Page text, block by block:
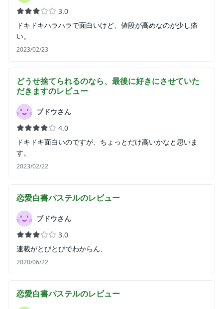
3.0
ドキドキハラハラで面白いけど、値段が高めなのが少し痛
い。
2023/02/23
どうせ捨てられるのなら、最後に好きにさせていた
だきますのレビュー
ブドウさん
4.0
ドキドキ面白いのですが、ちょっとだけ高いかなと思いま
す。
2023/02/22
恋愛白書パステルのレビュー
ブドウさん
3.0
連載がとびとびでわからん、
2020/06/22
恋愛白書パステルのレビュー